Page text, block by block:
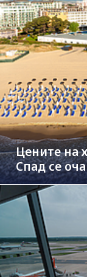
Цените на
Спад се